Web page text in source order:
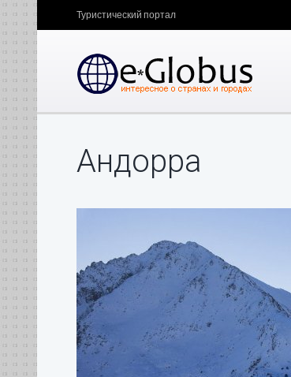
Туристический портал
Андорра